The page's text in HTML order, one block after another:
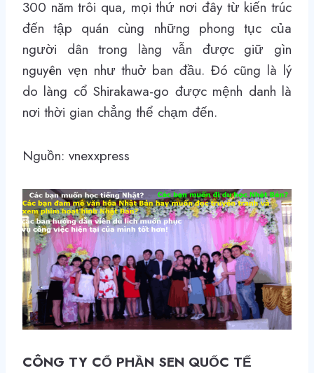
300 năm trôi qua, mọi thứ nơi đây từ kiến trúc
đến tập quán cùng những phong tục của
người dân trong làng vẫn được giữ gìn
nguyên vẹn như thuở ban đầu. Đó cũng là lý
do làng cổ Shirakawa-go được mệnh danh là
nơi thời gian chẳng thể chạm đến.
Nguồn: vnexxpress
CÔNG TY CỔ PHẦN SEN QUỐC TẾ